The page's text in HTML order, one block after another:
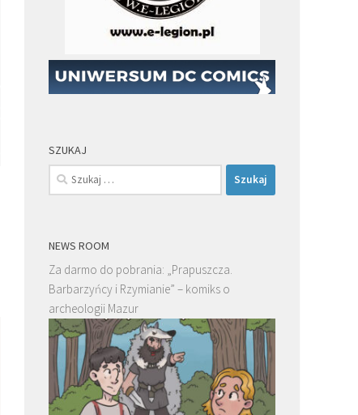
SZUKAJ
Szukaj:
NEWS ROOM
Za darmo do pobrania: „Prapuszcza.
Barbarzyńcy i Rzymianie” – komiks o
archeologii Mazur